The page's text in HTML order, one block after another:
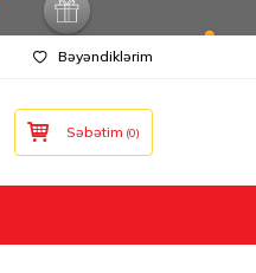
Bəyəndiklərim
Səbətim (0)